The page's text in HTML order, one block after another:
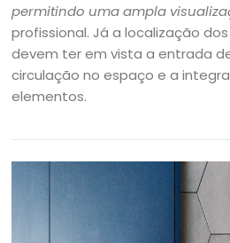
permitindo uma ampla
profissional. Já a localização
devem ter em vista a entrada
circulação no espaço e a
elementos.